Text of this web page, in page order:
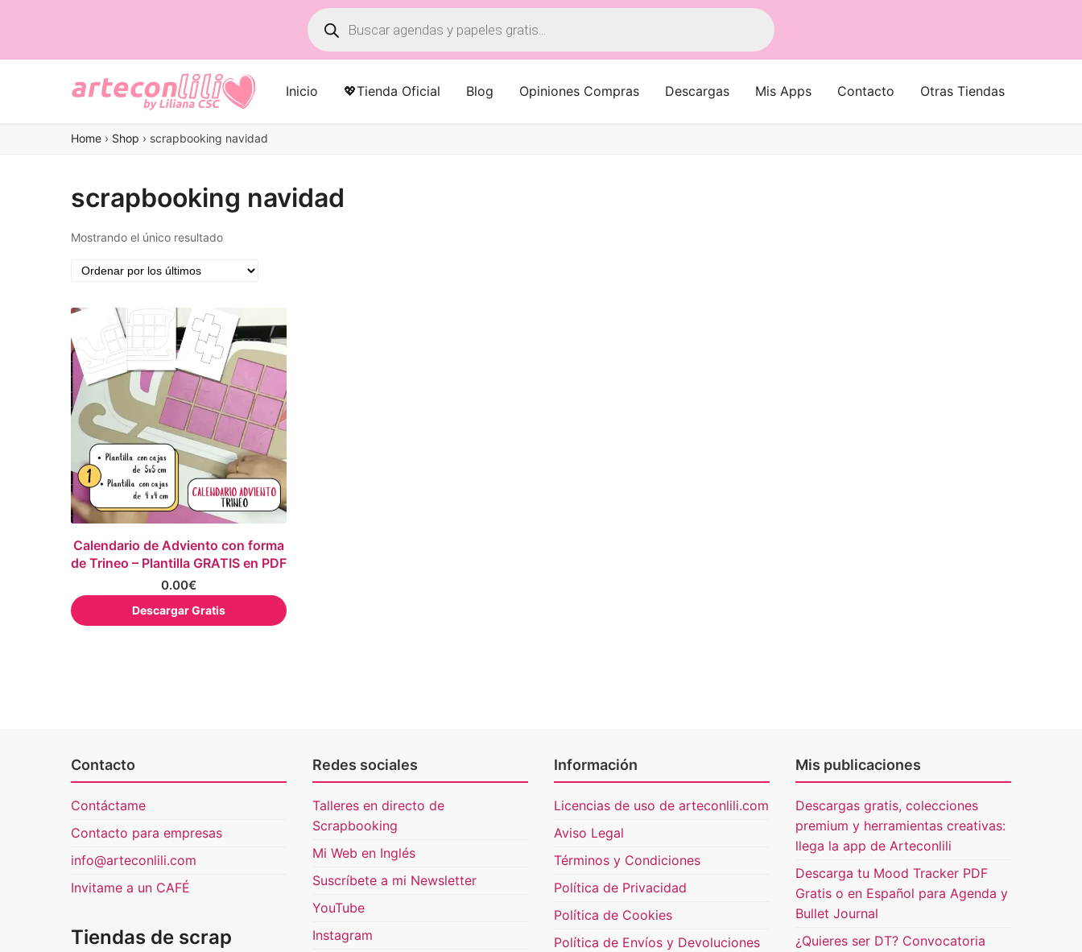
Búsqueda
de
productos
Inicio 💖Tienda Oficial Blog Opiniones Compras Descargas Mis Apps Contacto Otras Tiendas
Home › Shop › scrapbooking navidad
scrapbooking navidad
Mostrando el único resultado
Calendario de Adviento con forma
de Trineo – Plantilla GRATIS en PDF
0.00€
Descargar Gratis
Contacto
Contáctame
Contacto para empresas
info@arteconlili.com
Invitame a un CAFÉ
Tiendas de scrap
Redes sociales
Talleres en directo de
Scrapbooking
Mi Web en Inglés
Suscríbete a mi Newsletter
YouTube
Instagram
Información
Licencias de uso de arteconlili.com
Aviso Legal
Términos y Condiciones
Política de Privacidad
Política de Cookies
Política de Envíos y Devoluciones
Mis publicaciones
Descargas gratis, colecciones
premium y herramientas creativas:
llega la app de Arteconlili
Descarga tu Mood Tracker PDF
Gratis o en Español para Agenda y
Bullet Journal
¿Quieres ser DT? Convocatoria